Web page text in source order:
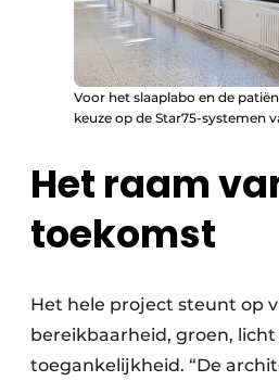
Voor het slaaplabo en de
keuze op de Star75-systemen
Het raam
toekomst
Het hele project steunt op
bereikbaarheid, groen, licht
toegankelijkheid. “De